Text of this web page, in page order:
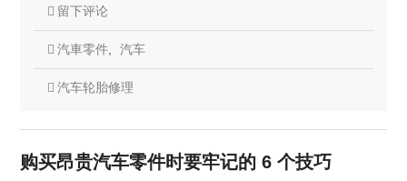
留下评论
汽車零件, 汽车
汽车轮胎修理
购买昂贵汽车零件时要牢记的 6 个技巧